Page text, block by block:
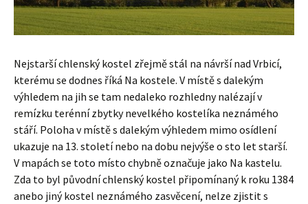
Nejstarší chlenský kostel zřejmě stál na návrší nad Vrbicí,
kterému se dodnes říká Na kostele. V místě s dalekým
výhledem na jih se tam nedaleko rozhledny nalézají v
remízku terénní zbytky nevelkého kostelíka neznámého
stáří. Poloha v místě s dalekým výhledem mimo osídlení
ukazuje na 13. století nebo na dobu nejvýše o sto let starší.
V mapách se toto místo chybně označuje jako Na kastelu.
Zda to byl původní chlenský kostel připomínaný k roku 1384
anebo jiný kostel neznámého zasvěcení, nelze zjistit s